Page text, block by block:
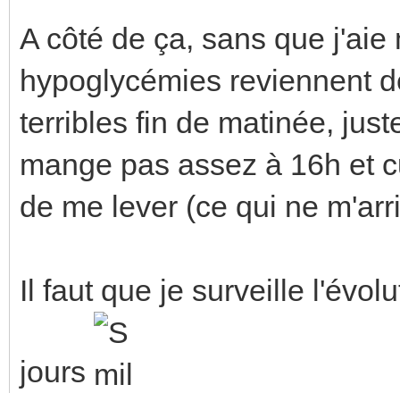
A côté de ça, sans que
hypoglycémies reviennent
terribles fin de matinée,
mange pas assez à 16h et
de me lever (ce qui ne
Il faut que je surveille
jours